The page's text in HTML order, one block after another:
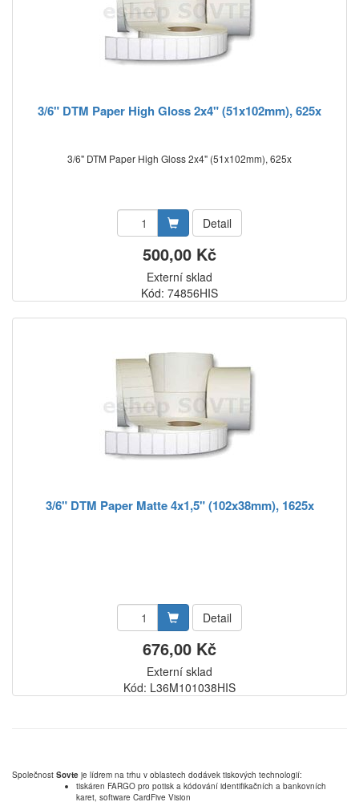
3/6" DTM Paper High Gloss 2x4" (51x102mm), 625x
3/6" DTM Paper High Gloss 2x4" (51x102mm), 625x
Detail
500,00 Kč
Externí sklad
Kód: 74856HIS
3/6" DTM Paper Matte 4x1,5" (102x38mm), 1625x
Detail
676,00 Kč
Externí sklad
Kód: L36M101038HIS
Společnost Sovte je lídrem na trhu v oblastech dodávek tiskových technologií:
tiskáren FARGO pro potisk a kódování identifikačních a bankovních
karet, software CardFive Vision